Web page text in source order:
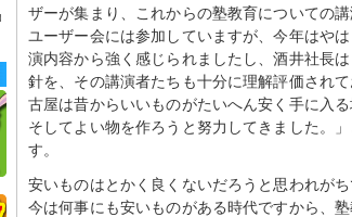
ザーが集まり、これからの塾教育についての
ユーザー会には参加していますが、今年はや
演内容から強く感じられましたし、酒井社長
針を、その講演者たちも十分に理解評価され
古屋は昔からいいものがたいへん安く手に入
そしてよい物を作ろうと努力してきました。
す。
安いものはとかく良くないだろうと思われが
今は何事にも安いものがある時代ですから、